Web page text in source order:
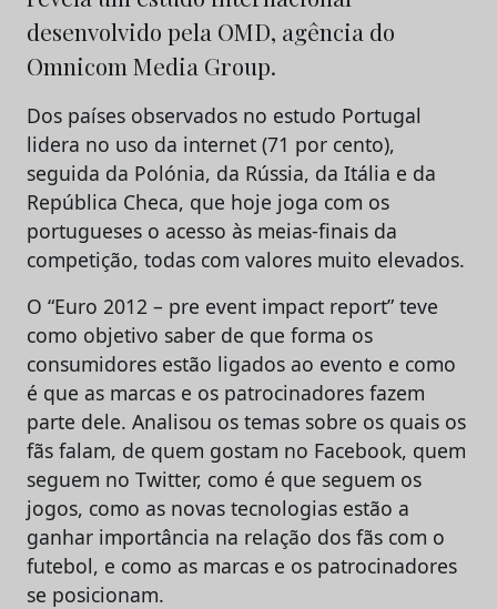
desenvolvido pela OMD, agência do
Omnicom Media Group.
Dos países observados no estudo Portugal
lidera no uso da internet (71 por cento),
seguida da Polónia, da Rússia, da Itália e da
República Checa, que hoje joga com os
portugueses o acesso às meias-finais da
competição, todas com valores muito elevados.
O “Euro 2012 – pre event impact report” teve
como objetivo saber de que forma os
consumidores estão ligados ao evento e como
é que as marcas e os patrocinadores fazem
parte dele. Analisou os temas sobre os quais os
fãs falam, de quem gostam no Facebook, quem
seguem no Twitter, como é que seguem os
jogos, como as novas tecnologias estão a
ganhar importância na relação dos fãs com o
futebol, e como as marcas e os patrocinadores
se posicionam.